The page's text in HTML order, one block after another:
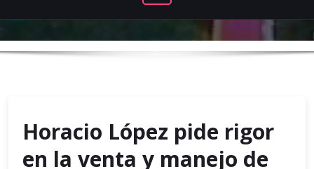
Horacio López pide rigor
en la venta y manejo de